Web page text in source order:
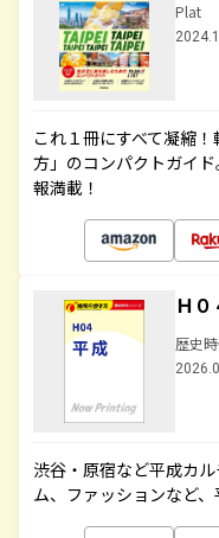
Plat
これ１冊にすべて凝縮
方」のコンパクトガイ
報満載！
Ｈ
歴史
渋谷・原宿など平成カ
ム、ファッションなど